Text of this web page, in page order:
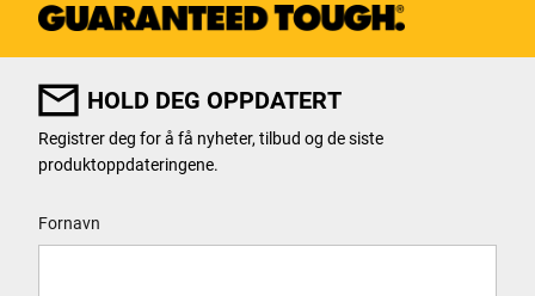
HOLD DEG OPPDATERT
Registrer deg for å få nyheter, tilbud og de siste
produktoppdateringene.
Fornavn